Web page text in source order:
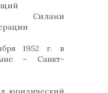
Силами
1952 г. в
– Санкт-
юридический